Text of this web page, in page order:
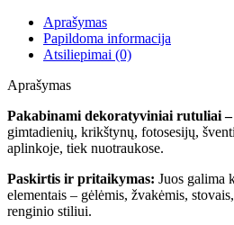
Aprašymas
Papildoma informacija
Atsiliepimai (0)
Aprašymas
Pakabinami dekoratyviniai rutuliai –
gimtadienių, krikštynų, fotosesijų,
aplinkoje, tiek nuotraukose.
Paskirtis ir pritaikymas: Juos galima
elementais – gėlėmis, žvakėmis,
renginio stiliui.